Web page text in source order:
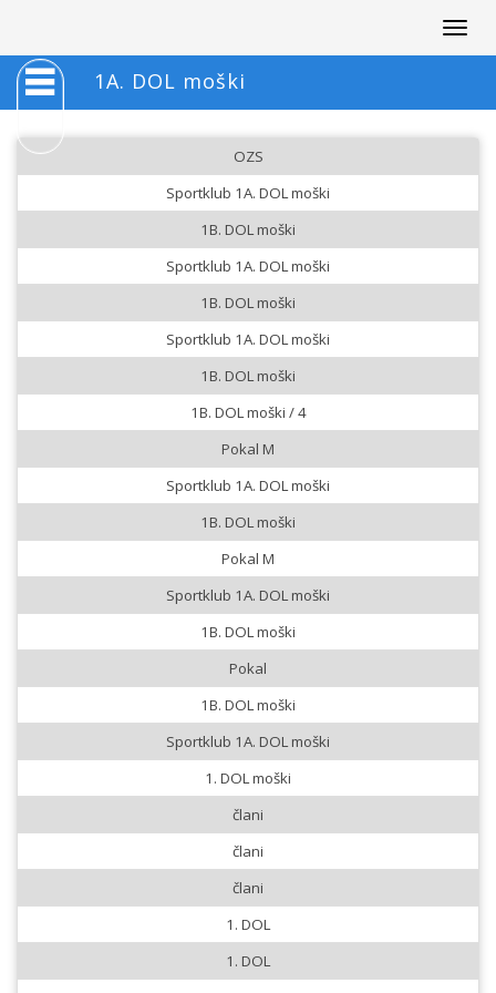
1A. DOL moški
OZS
Sportklub 1A. DOL moški
1B. DOL moški
Sportklub 1A. DOL moški
1B. DOL moški
Sportklub 1A. DOL moški
1B. DOL moški
1B. DOL moški / 4
Pokal M
Sportklub 1A. DOL moški
1B. DOL moški
Pokal M
Sportklub 1A. DOL moški
1B. DOL moški
Pokal
1B. DOL moški
Sportklub 1A. DOL moški
1. DOL moški
člani
člani
člani
1. DOL
1. DOL